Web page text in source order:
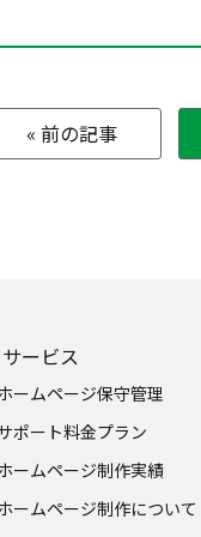
« 前の記事
ービス
ームページ保守管理
ポート料金プラン
ームページ制作実績
ームページ制作について